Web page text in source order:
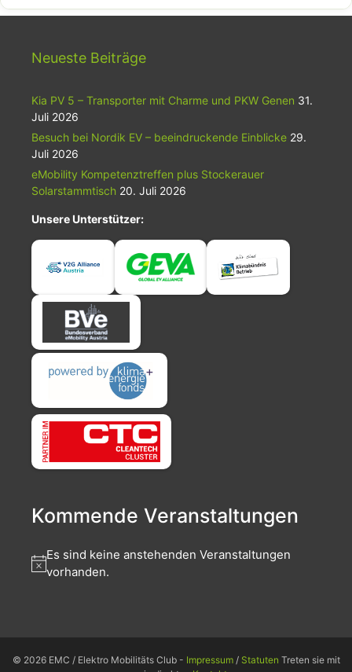
Neueste Beiträge
Kia PV 5 – Transporter mit Charme und PKW Genen 31.
Juli 2026
Besuch bei Nordik EV – beeindruckende Einblicke 29.
Juli 2026
eMobility Kompetenztreffen plus Stockerauer
Solarstammtisch 20. Juli 2026
Unsere Unterstützer:
Kommende Veranstaltungen
Es sind keine anstehenden Veranstaltungen
vorhanden.
© 2026 EMC / Elektro Mobilitäts Club - Impressum/ Statuten Treten sie mit